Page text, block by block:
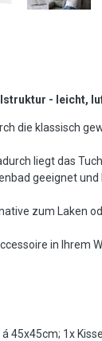
-
die klassisch
liegt das
geeignet
zum Laken
in Ihrem
45x45cm; 1x